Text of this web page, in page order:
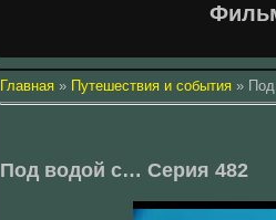
Главная » Путешествия и события »
Под водой с… Серия 482